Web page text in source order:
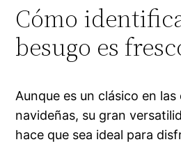
Cómo
besugo es
Aunque es un clásico en
navideñas, su gran
hace que sea ideal para